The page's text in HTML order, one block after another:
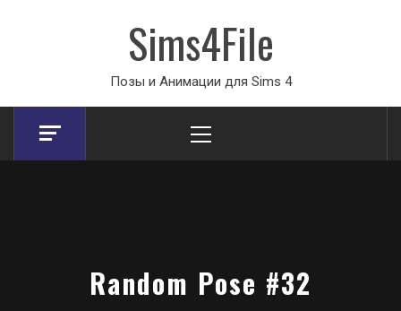
Sims4File
Позы и Анимации для Sims 4
Menu
Random Pose #32